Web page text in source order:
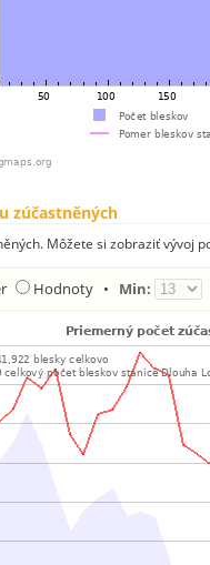
zúčastněných
Môžete si zobraziť vývoj
Hodnoty • Min: